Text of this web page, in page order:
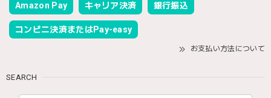
Amazon Pay キャリア決済 銀行振込
コンビニ決済またはPay-easy
お支払い方法について
SEARCH